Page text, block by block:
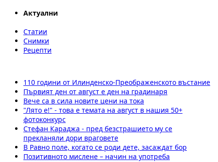
Актуални
Статии
Снимки
Рецепти
110 години от Илинденско-Преображенското въстание
Първият ден от август е ден на градинаря
Вече са в сила новите цени на тока
"Лято е!" - това е темата на август в нашия 50+
фотоконкурс
Стефан Караджа - пред безстрашието му се
прекланяли дори враговете
В Равно поле, когато се роди дете, засаждат бор
Позитивното мислене – начин на употреба